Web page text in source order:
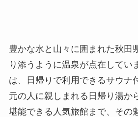
豊かな水と山々に囲まれた秋田
り添うように温泉が点在してい
は、日帰りで利用できるサウナ
元の人に親しまれる日帰り湯か
堪能できる人気旅館まで、その